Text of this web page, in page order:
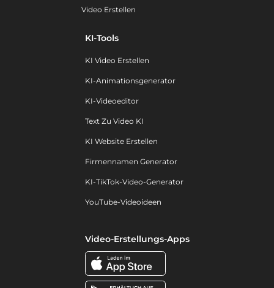
Video Erstellen
KI-Tools
KI Video Erstellen
KI-Animationsgenerator
KI-Videoeditor
Text Zu Video KI
KI Website Erstellen
Firmennamen Generator
KI-TikTok-Video-Generator
YouTube-Videoideen
Video-Erstellungs-Apps